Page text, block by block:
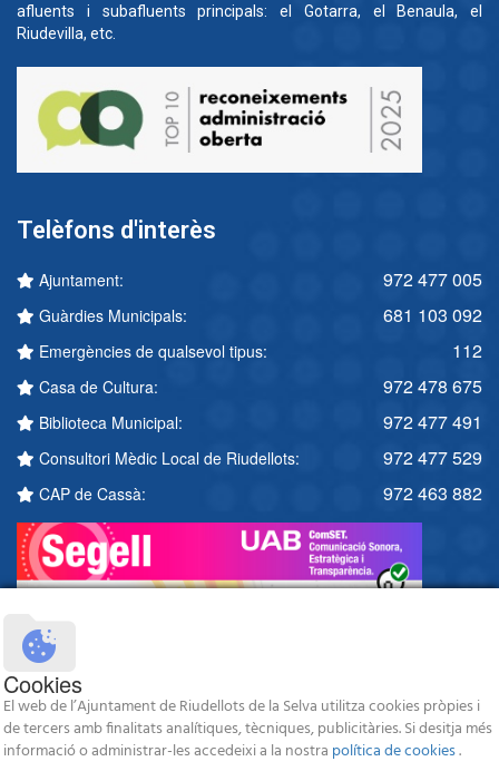
afluents i subafluents principals: el Gotarra, el Benaula, el
Riudevilla, etc.
Telèfons d'interès
Ajuntament: 972 477 005
Guàrdies Municipals: 681 103 092
Emergències de qualsevol tipus: 112
Casa de Cultura: 972 478 675
Biblioteca Municipal: 972 477 491
Consultori Mèdic Local de Riudellots: 972 477 529
CAP de Cassà: 972 463 882
Cookies
El web de l’Ajuntament de Riudellots de la Selva utilitza cookies pròpies i
de tercers amb finalitats analítiques, tècniques, publicitàries. Si desitja més
informació o administrar-les accedeixi a la nostra política de cookies.